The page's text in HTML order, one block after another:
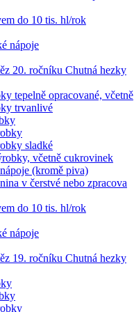
do 10 tis. hl/rok
nápoje
20. ročníku Chutná hezky
tepelně opracované, včetně
trvanlivé
sladké
včetně cukrovinek
(kromě piva)
v čerstvé nebo zpracova
do 10 tis. hl/rok
nápoje
19. ročníku Chutná hezky